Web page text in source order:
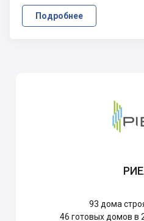
Подробнее
93 дома
46 готовых домов в